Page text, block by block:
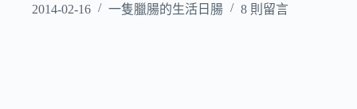
2014-02-16 一隻臘腸的生活日腸 8 則留言